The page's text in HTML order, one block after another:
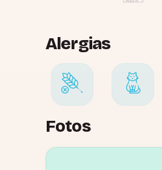
Alergias
Fotos